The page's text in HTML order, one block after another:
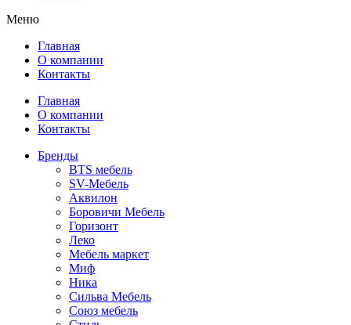
Меню
Главная
О компании
Контакты
Главная
О компании
Контакты
Бренды
BTS мебель
SV-Мебель
Аквилон
Боровичи Мебель
Горизонт
Леко
Мебель маркет
Миф
Ника
Сильва Мебель
Союз мебель